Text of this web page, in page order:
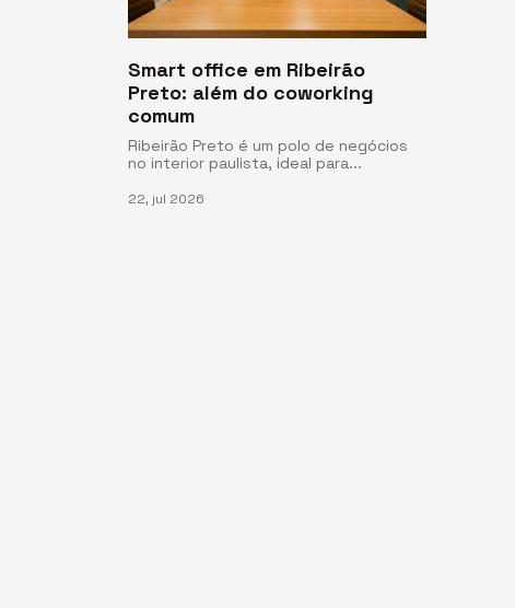
Smart office em Ribeirão
Preto: além do coworking
comum
Ribeirão Preto é um polo de negócios
no interior paulista, ideal para...
22, jul 2026